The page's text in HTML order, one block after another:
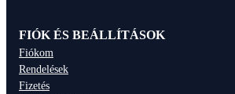
FIÓK ÉS BEÁLLÍTÁSOK
Fiókom
Rendelések
Fizetés